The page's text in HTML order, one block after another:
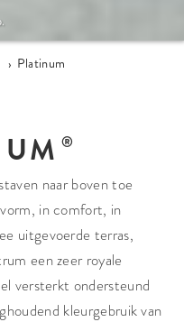
› Platinum
naar boven toe
in comfort, in
uitgevoerde terras,
een zeer royale
versterkt ondersteund
kleurgebruik van